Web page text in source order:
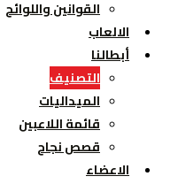
القوانين واللوائح
الالعاب
أبطالنا
التصنيف
الميداليات
قائمة اللاعبين
قصص نجاح
الاعضاء